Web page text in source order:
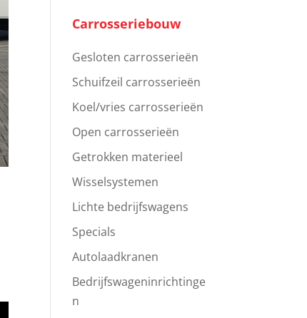
Carrosseriebouw
Gesloten carrosserieën
Schuifzeil carrosserieën
Koel/vries carrosserieën
Open carrosserieën
Getrokken materieel
Wisselsystemen
Lichte bedrijfswagens
Specials
Autolaadkranen
Bedrijfswageninrichtinge
n